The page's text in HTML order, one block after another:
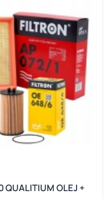
QUALITIUM OLEJ +